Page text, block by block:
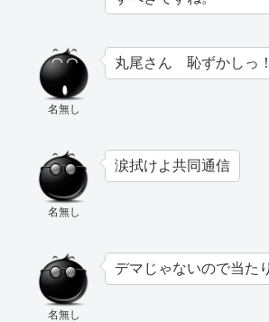
名無し
丸尾さん 恥ずかしっ
名無し
涙拭けよ共同通信
名無し
デマじゃないので当た